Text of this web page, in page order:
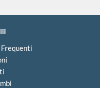
Frequenti